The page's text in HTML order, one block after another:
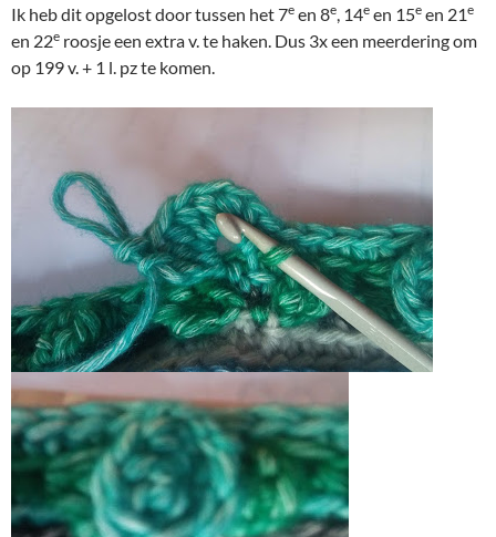
Ik heb dit opgelost door tussen het 7e en 8e, 14e en 15e en 21e
en 22e roosje een extra v. te haken. Dus 3x een meerdering om
op 199 v. + 1 l. pz te komen.